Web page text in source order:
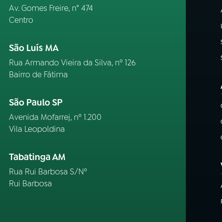
Av. Gomes Freire, n° 474
Centro
São Luís MA
Rua Armando Vieira da Silva, nº 126
Bairro de Fátima
São Paulo SP
Avenida Mofarrej, nº 1.200
Vila Leopoldina
Tabatinga AM
Rua Rui Barbosa S/Nº
Rui Barbosa